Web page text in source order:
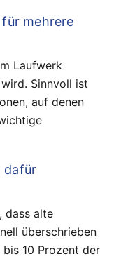
mehrere
Laufwerk
Sinnvoll ist
auf denen
dafür
dass alte
überschrieben
10 Prozent der